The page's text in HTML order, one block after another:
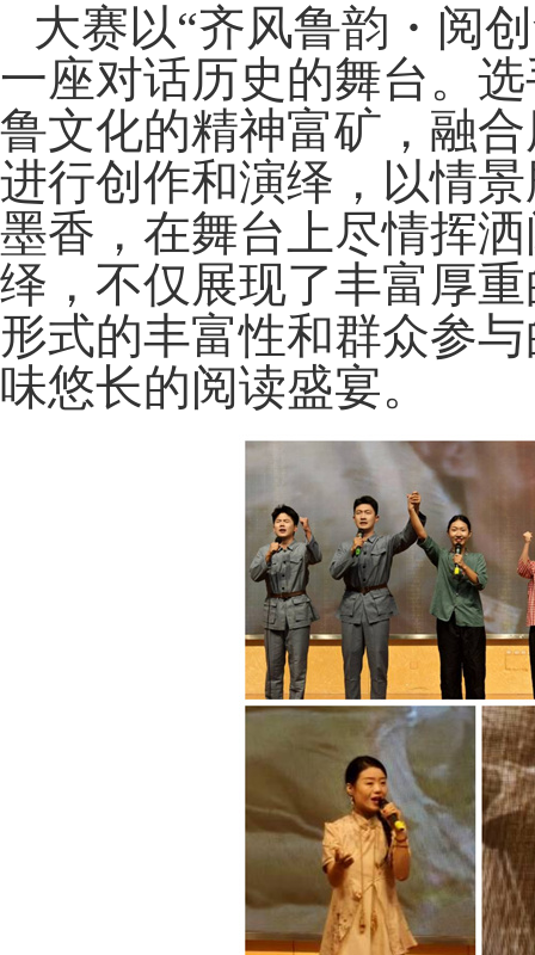
大赛以“齐风鲁韵・阅
一座对话历史的舞台。
鲁文化的精神富矿，融
进行创作和演绎，以情
墨香，在舞台上尽情挥
绎，不仅展现了丰富厚
形式的丰富性和群众参
味悠长的阅读盛宴。